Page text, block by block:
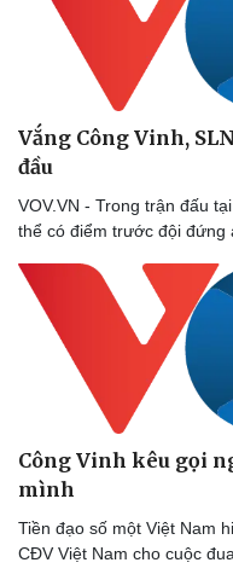
Dinh dưỡng - món ngon
Cây thuốc
Vắng Công Vinh,
đầu
VOV.VN - Trong trận đấu
thể có điểm trước đội đứng
Công Vinh kêu gọi
mình
Tiền đạo số một Việt Nam
CĐV Việt Nam cho cuộc